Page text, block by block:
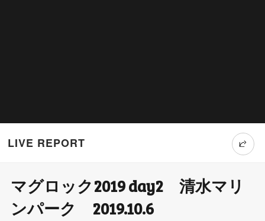
LIVE REPORT
T
マグロック2019 day2 清水マリ
ンパーク 2019.10.6